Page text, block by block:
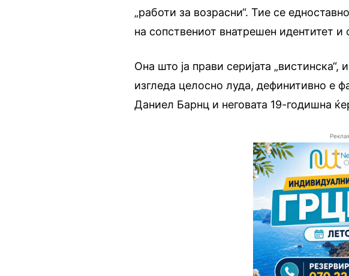
„работи за возрасни“. Тие се
на сопствениот внатрешен идентитет и
Она што ја прави серијата „вистинска“,
изгледа целосно луда, дефинитивно е
Даниел Барнц и неговата 19-годишна